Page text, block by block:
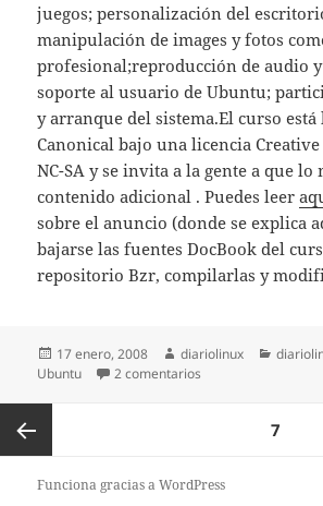
juegos; personalización del
manipulación de images y fotos
profesional;reproducción de audio
soporte al usuario de Ubuntu;
y arranque del sistema.El curso
Canonical bajo una licencia Creative
NC-SA y se invita a la gente a que
contenido adicional . Puedes leer
sobre el anuncio (donde se explica
bajarse las fuentes DocBook del
repositorio Bzr, compilarlas y
Publicado
el
17 enero, 2008 Autor
diariolinux
Ubuntu
2 comentarios
Página
PÁGINA7
Funciona gracias a WordPress